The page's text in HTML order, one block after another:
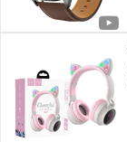
table